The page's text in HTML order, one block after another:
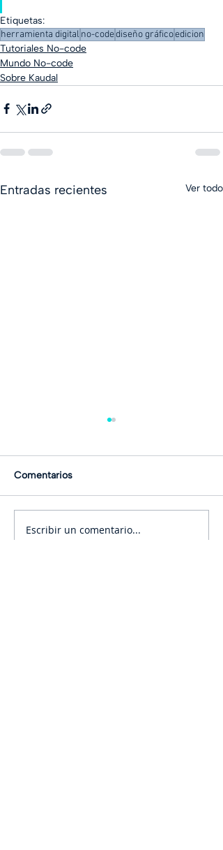
Etiquetas:
herramienta digital no-codediseño gráficoedicion
Tutoriales No-code
Mundo No-code
Sobre Kaudal
Entradas recientes Ver todo
Bit.ly: Herramienta digital
Comentarios
Escribir un comentario...